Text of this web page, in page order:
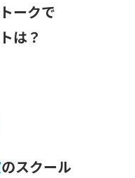
ークで
は？
のスクール